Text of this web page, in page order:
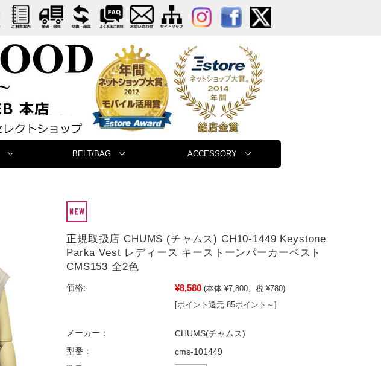
BELT/BAG ACCESSORY
正規取扱店 CHUMS (チャムス) CH10-1449 Keystone
Parka Vest レディース キーストーンパーカーベスト
CMS153 全2色
価格: ¥8,580 (本体 ¥7,800、税 ¥780)
[ポイント還元 85ポイント～]
メーカー：
CHUMS(チャムス)
型番：
cms-101449